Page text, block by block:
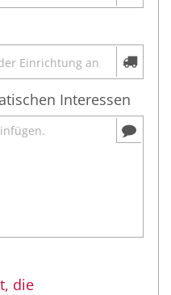
Interessen
die